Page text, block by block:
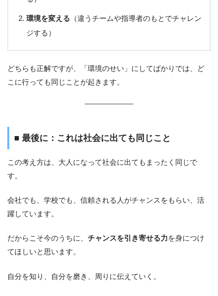
環境を変える （違うチームや指導者のもとでチャレン
ジする）
どちらも正解ですが、「環境のせい」にしてばかりでは、ど
こに行っても同じことが起きます。
■ 最後に：これは社会に出ても同じこと
この考え方は、大人になって社会に出てもまったく同じで
す。
会社でも、学校でも、信頼される人がチャンスをもらい、活
躍しています。
だからこそ今のうちに、 チャンスを引き寄せる力を身につけ
てほしいと思います。
自分を知り、自分を磨き、周りに伝えていく。